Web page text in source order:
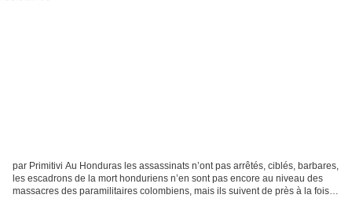
par Primitivi Au Honduras les assassinats n’ont pas arrêtés, ciblés, barbares,
les escadrons de la mort honduriens n’en sont pas encore au niveau des
massacres des paramilitaires colombiens, mais ils suivent de près à la fois la